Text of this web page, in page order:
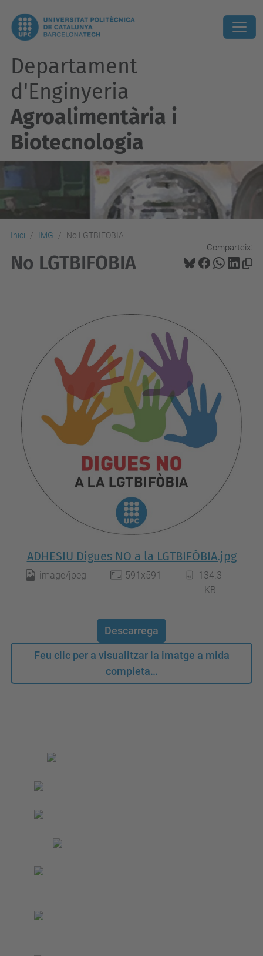
Departament
d'Enginyeria
Agroalimentària i
Biotecnologia
Inici IMG No LGTBIFOBIA
Comparteix:
No LGTBIFOBIA
ADHESIU Digues NO a la LGTBIFÒBIA.jpg
image/jpeg 591x591
134.3
KB
Descarrega
Feu clic per a visualitzar la imatge a mida
completa…